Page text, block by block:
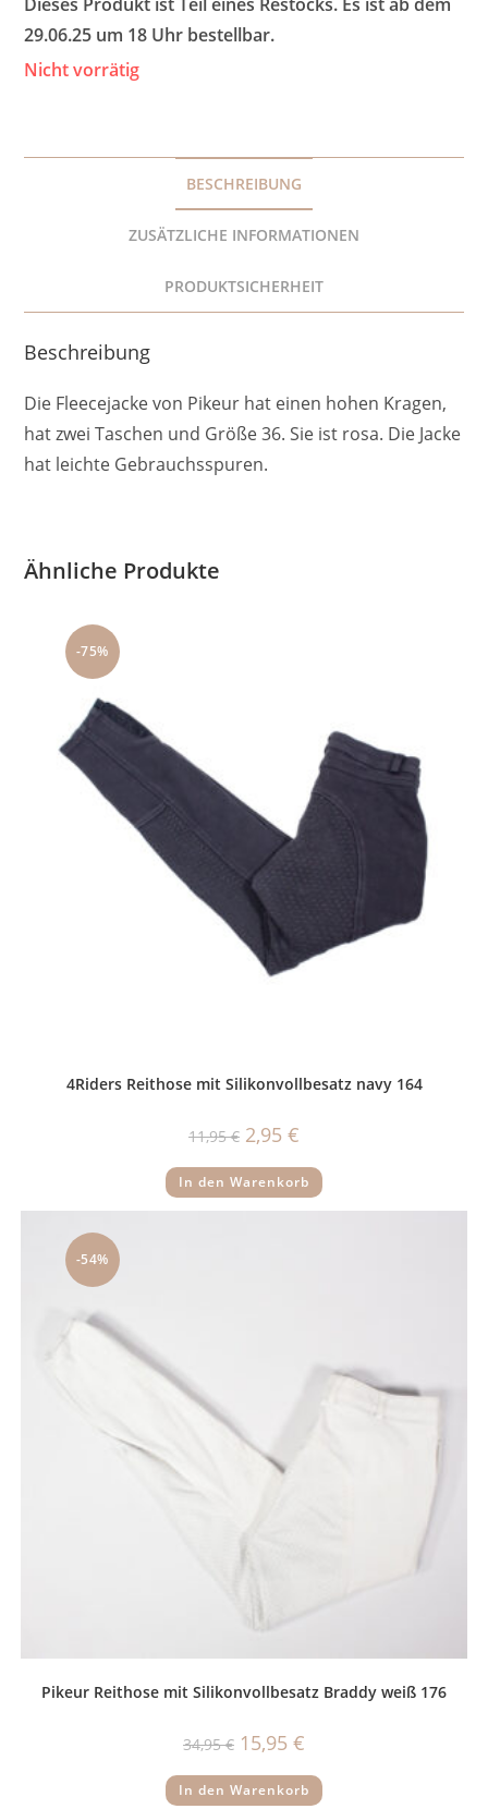
29.06.25 um 18 Uhr bestellbar.
Nicht vorrätig
BESCHREIBUNG
ZUSÄTZLICHE INFORMATIONEN
PRODUKTSICHERHEIT
Beschreibung
Die Fleecejacke von Pikeur hat einen hohen Kragen,
hat zwei Taschen und Größe 36. Sie ist rosa. Die Jacke
hat leichte Gebrauchsspuren.
Ähnliche Produkte
-75%
4Riders Reithose mit Silikonvollbesatz navy 164
11,95€ Ursprünglicher
Preis
11,95 €
2,95 €
2,95 €.
In den Warenkorb
-54%
Pikeur Reithose mit Silikonvollbesatz Braddy weiß 176
34,95€ Ursprünglicher
Preis
34,95 €
15,95 €
15,95 €.
In den Warenkorb